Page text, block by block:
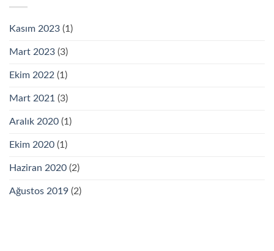
Kasım 2023 (1)
Mart 2023 (3)
Ekim 2022 (1)
Mart 2021 (3)
Aralık 2020 (1)
Ekim 2020 (1)
Haziran 2020 (2)
Ağustos 2019 (2)